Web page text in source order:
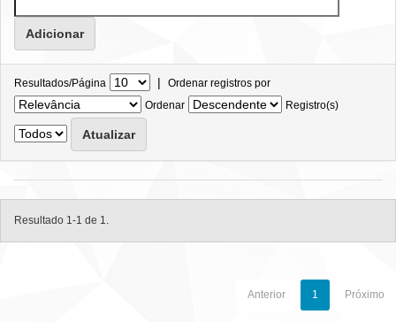
Resultados/Página | Ordenar registros por
Ordenar
Registro(s)
Resultado 1-1 de 1.
Anterior 1 Próximo